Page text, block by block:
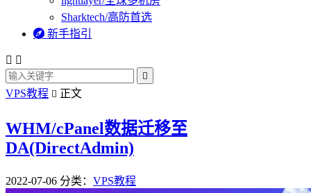
Sharktech/高防首选
 新手指引
 

VPS教程  正文
WHM/cPanel数据迁移至
DA(DirectAdmin)
2022-07-06 分类： VPS教程